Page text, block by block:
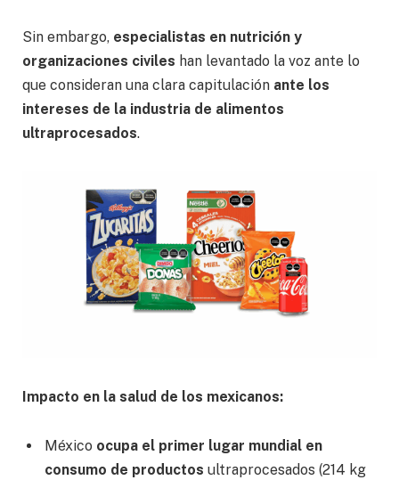
Sin embargo, especialistas en nutrición y
organizaciones civiles han levantado la voz ante lo
que consideran una clara capitulación ante los
intereses de la industria de alimentos
ultraprocesados.
Impacto en la salud de los mexicanos:
México ocupa el primer lugar mundial en
consumo de productos ultraprocesados (214 kg